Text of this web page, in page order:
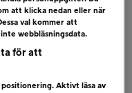
presentkort.
10 000 kr via
betalas av
att klicka nedan eller när
val kommer att
webbläsningsdata.
för att
Aktivt läsa av